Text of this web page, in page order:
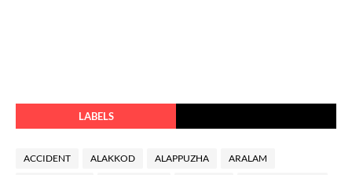
LABELS
ACCIDENT ALAKKOD ALAPPUZHA ARALAM